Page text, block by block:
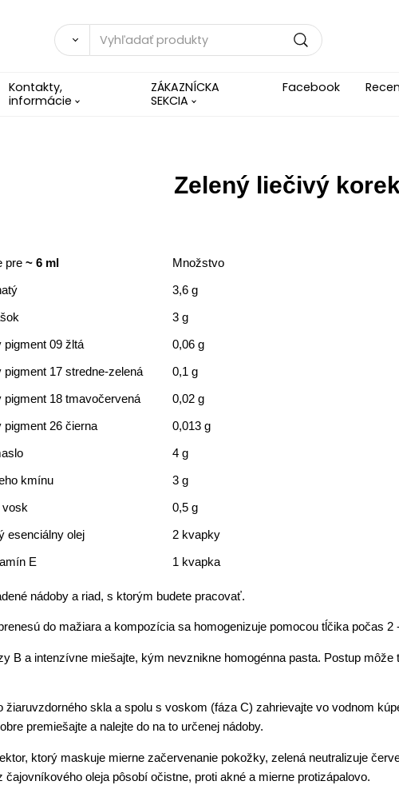
Kontakty,
informácie
ZÁKAZNÍCKA
SEKCIA
Facebook
Zelený liečivý
pre ~ 6 ml
Množstvo
3,6 g
3 g
pigment 09 žltá
0,06 g
pigment 17 stredne-zelená
0,1 g
pigment 18 tmavočervená
0,02 g
pigment 26 čierna
0,013 g
4 g
kmínu
3 g
vosk
0,5 g
esenciálny olej
2 kvapky
E 1 kvapka
nádoby a riad, s ktorým budete pracovať.
do mažiara a kompozícia sa homogenizuje pomocou tĺčika počas
B a intenzívne miešajte, kým nevznikne homogénna pasta. Postup
žiaruvzdorného skla a spolu s voskom (fáza C) zahrievajte vo vodnom
premiešajte a nalejte do na to určenej nádoby.
ktorý maskuje mierne začervenanie pokožky, zelená neutralizuje
čajovníkového oleja pôsobí očistne, proti akné a mierne protizápalovo.